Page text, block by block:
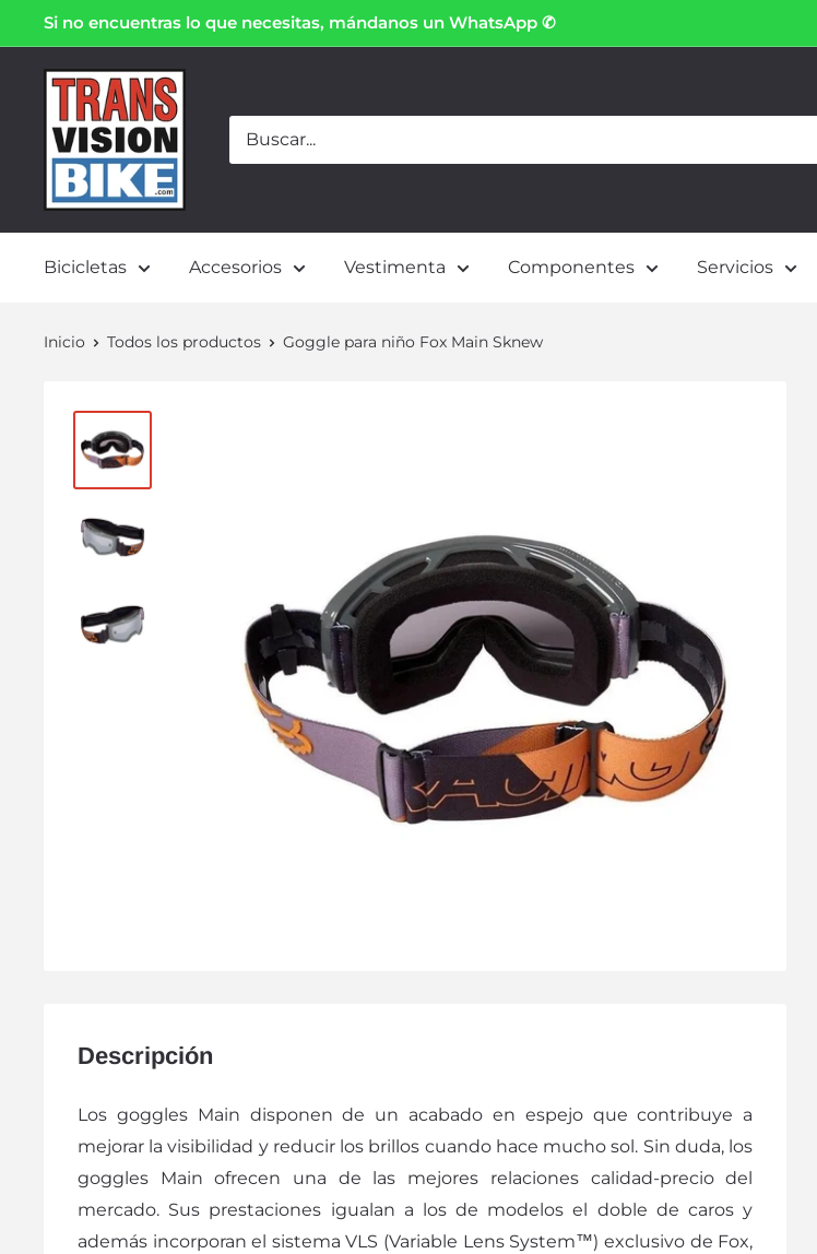
Si no encuentras lo que necesitas, mándanos un WhatsApp ✆
Bicicletas Accesorios Vestimenta Componentes Servicios
Inicio Todos los productos Goggle para niño Fox Main Sknew
Descripción
Los goggles Main disponen de un acabado en espejo que contribuye a
mejorar la visibilidad y reducir los brillos cuando hace mucho sol. Sin duda, los
goggles Main ofrecen una de las mejores relaciones calidad-precio del
mercado. Sus prestaciones igualan a los de modelos el doble de caros y
además incorporan el sistema VLS (Variable Lens System™) exclusivo de Fox,